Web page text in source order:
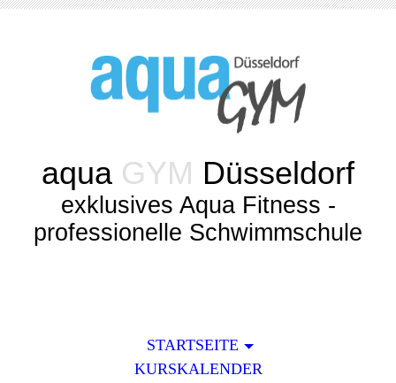
aqua GYM Düsseldorf
exklusives Aqua Fitness -
professionelle Schwimmschule
STARTSEITE
KURSKALENDER